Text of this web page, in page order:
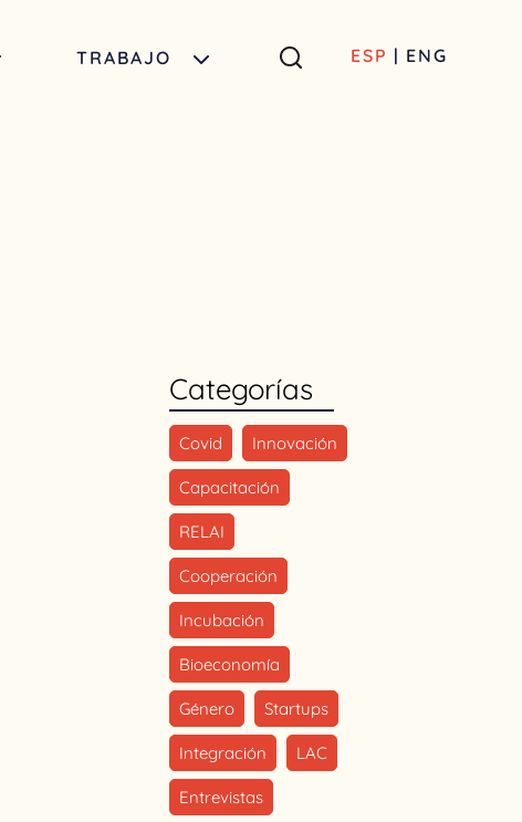
TRABAJO ESP | ENG
Categorías
Covid Innovación
Capacitación
RELAI
Cooperación
Incubación
Bioeconomía
Género Startups
Integración LAC
Entrevistas